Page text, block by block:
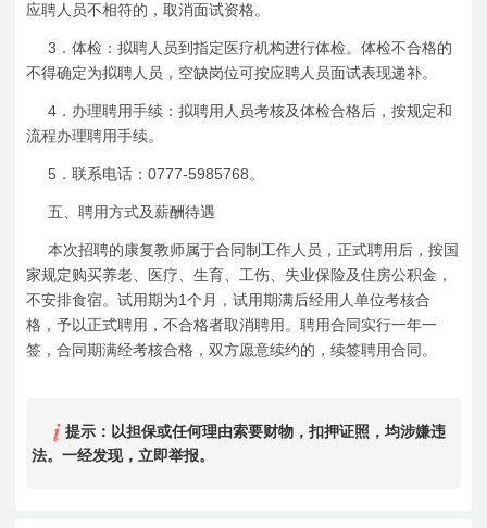
应聘人员不相符的，取消面试资格。
3 ．体检：拟聘人员到指定医疗机构进行体检。体检不合格的
不得确定为拟聘人员，空缺岗位可按应聘人员面试表现递补。
4 ．办理聘用手续：拟聘用人员考核及体检合格后，按规定和
流程办理聘用手续。
5 ．联系电话：0777-5985768 。
五、聘用方式及薪酬待遇
本次招聘的康复教师属于合同制工作人员，正式聘用后，按国
家规定购买养老、医疗、生育、工伤、失业保险及住房公积金，
不安排食宿。试用期为1个月，试用期满后经用人单位考核合
格，予以正式聘用，不合格者取消聘用。聘用合同实行一年一
签，合同期满经考核合格，双方愿意续约的，续签聘用合同。
提示：以担保或任何理由索要财物，扣押证照，均涉嫌违
法。一经发现，立即举报。